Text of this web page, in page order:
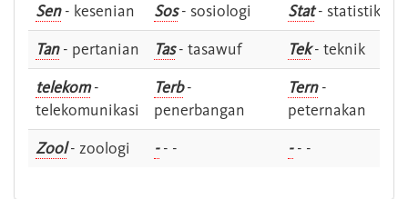
Sen- kesenian Sos- sosiologi Stat- statistik
Tan- pertanian Tas- tasawuf Tek- teknik
telekom-
telekomunikasi
Terb-
penerbangan
Tern-
peternakan
Zool- zoologi -- - -- -